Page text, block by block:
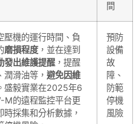
間
壓機的運行時間、負
磨損程度，並在達到
發出維護提醒 ，提醒
滑油等， 避免因維
盛毅實業在2025年6
M的遠程監控平台更
採集和分析數據，
預防
設備
故
障、
防範
停機
風險